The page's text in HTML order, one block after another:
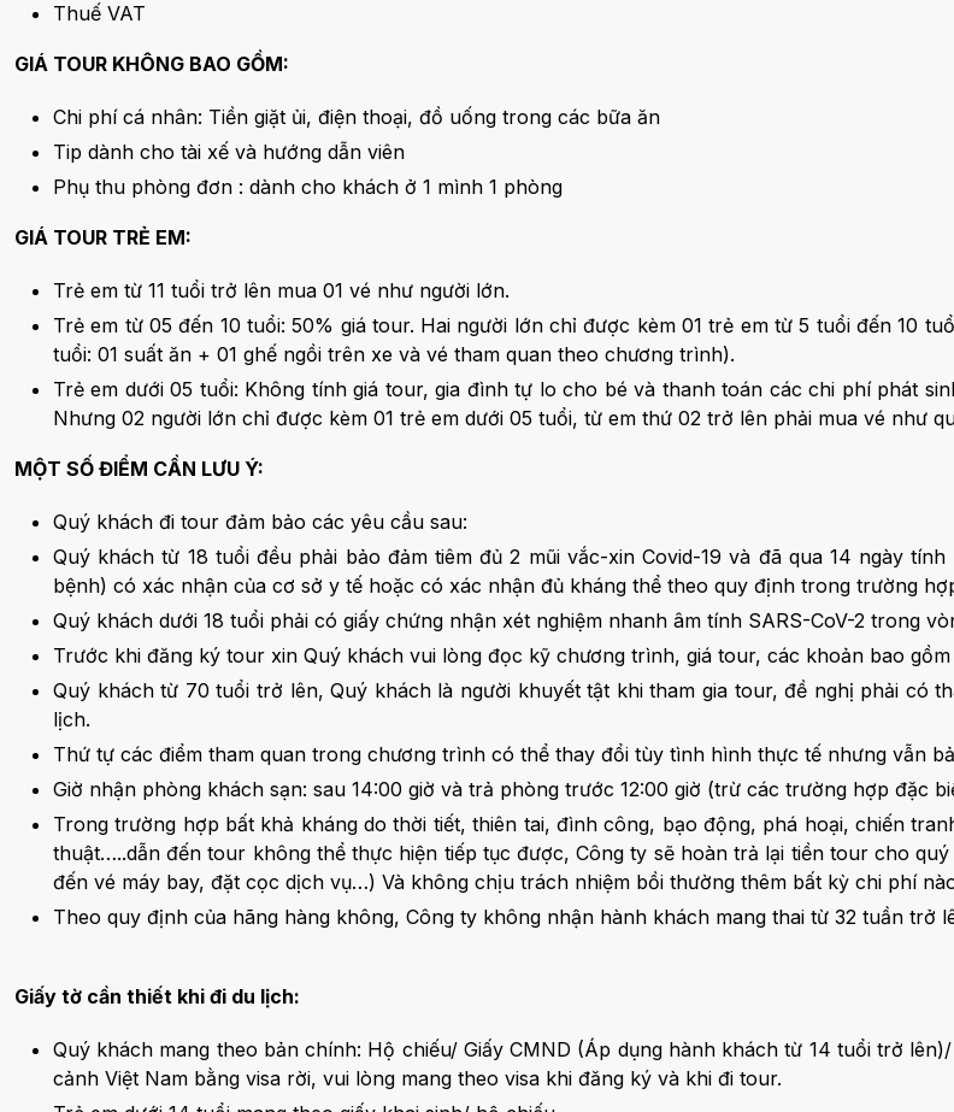
Thuế VAT
GIÁ TOUR KHÔNG BAO GỒM:
Chi phí cá nhân: Tiền giặt ủi, điện thoại, đồ uống trong các bữa ăn
Tip dành cho tài xế và hướng dẫn viên
Phụ thu phòng đơn : dành cho khách ở 1 mình 1 phòng
GIÁ TOUR TRẺ EM:
Trẻ em từ 11 tuổi trở lên mua 01 vé như người lớn.
Trẻ em từ 05 đến 10 tuổi: 50% giá tour. Hai người lớn chỉ được kèm 01 trẻ em từ 5 tuổi đến 10
tuổi: 01 suất ăn + 01 ghế ngồi trên xe và vé tham quan theo chương trình).
Trẻ em dưới 05 tuổi: Không tính giá tour, gia đình tự lo cho bé và thanh toán các chi phí phát
Nhưng 02 người lớn chỉ được kèm 01 trẻ em dưới 05 tuổi, từ em thứ 02 trở lên phải mua vé như
MỘT SỐ ĐIỂM CẦN LƯU Ý:
Quý khách đi tour đảm bảo các yêu cầu sau:
Quý khách từ 18 tuổi đều phải bảo đảm tiêm đủ 2 mũi vắc-xin Covid-19 và đã qua 14 ngày
bệnh) có xác nhận của cơ sở y tế hoặc có xác nhận đủ kháng thể theo quy định trong trường
Quý khách dưới 18 tuổi phải có giấy chứng nhận xét nghiệm nhanh âm tính SARS-CoV-2 trong
Trước khi đăng ký tour xin Quý khách vui lòng đọc kỹ chương trình, giá tour, các khoản bao
Quý khách từ 70 tuổi trở lên, Quý khách là người khuyết tật khi tham gia tour, đề nghị phải có
lịch.
Thứ tự các điểm tham quan trong chương trình có thể thay đổi tùy tình hình thực tế nhưng vẫn
Giờ nhận phòng khách sạn: sau 14:00 giờ và trả phòng trước 12:00 giờ (trừ các trường hợp đặc
Trong trường hợp bất khả kháng do thời tiết, thiên tai, đình công, bạo động, phá hoại, chiến
thuật…..dẫn đến tour không thể thực hiện tiếp tục được, Công ty sẽ hoàn trả lại tiền tour cho
đến vé máy bay, đặt cọc dịch vụ…) Và không chịu trách nhiệm bồi thường thêm bất kỳ chi phí
Theo quy định của hãng hàng không, Công ty không nhận hành khách mang thai từ 32 tuần
Giấy tờ cần thiết khi đi du lịch:
Quý khách mang theo bản chính: Hộ chiếu/ Giấy CMND (Áp dụng hành khách từ 14 tuổi trở
cảnh Việt Nam bằng visa rời, vui lòng mang theo visa khi đăng ký và khi đi tour.